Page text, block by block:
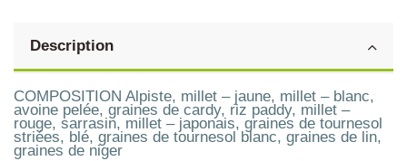
Description
COMPOSITION Alpiste, millet – jaune, millet – blanc,
avoine pelée, graines de cardy, riz paddy, millet –
rouge, sarrasin, millet – japonais, graines de tournesol
striées, blé, graines de tournesol blanc, graines de lin,
graines de niger